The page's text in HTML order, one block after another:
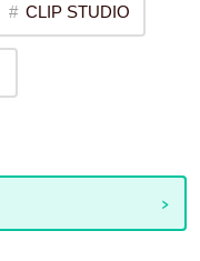
CLIP STUDIO